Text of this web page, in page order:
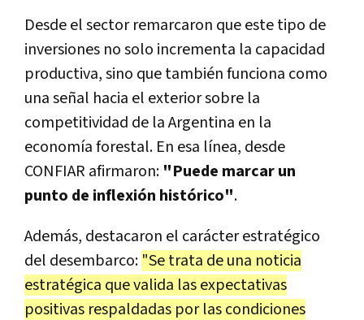
Desde el sector remarcaron que este tipo de
inversiones no solo incrementa la capacidad
productiva, sino que también funciona como
una señal hacia el exterior sobre la
competitividad de la Argentina en la
economía forestal. En esa línea, desde
CONFIAR afirmaron: "Puede marcar un
punto de inflexión histórico".
Además, destacaron el carácter estratégico
del desembarco: "Se trata de una noticia
estratégica que valida las expectativas
positivas respaldadas por las condiciones